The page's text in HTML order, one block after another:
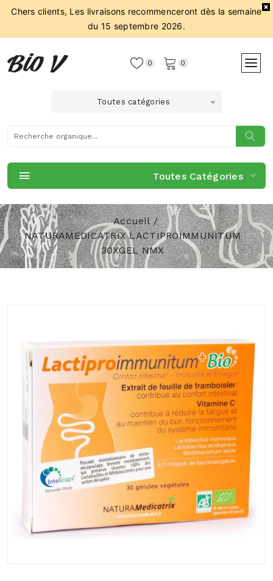
Chers clients, Les livraisons recommenceront dès la semaine
du 15 septembre 2026.
0 0
Toutes catégories
Toutes Catégories
Accueil
NATURAMEDICATRIX LACTIPROIMMUNITUM
30XGEL NMX